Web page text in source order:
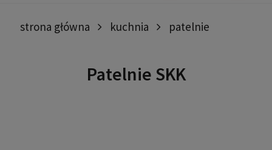
strona główna kuchnia patelnie
Patelnie SKK